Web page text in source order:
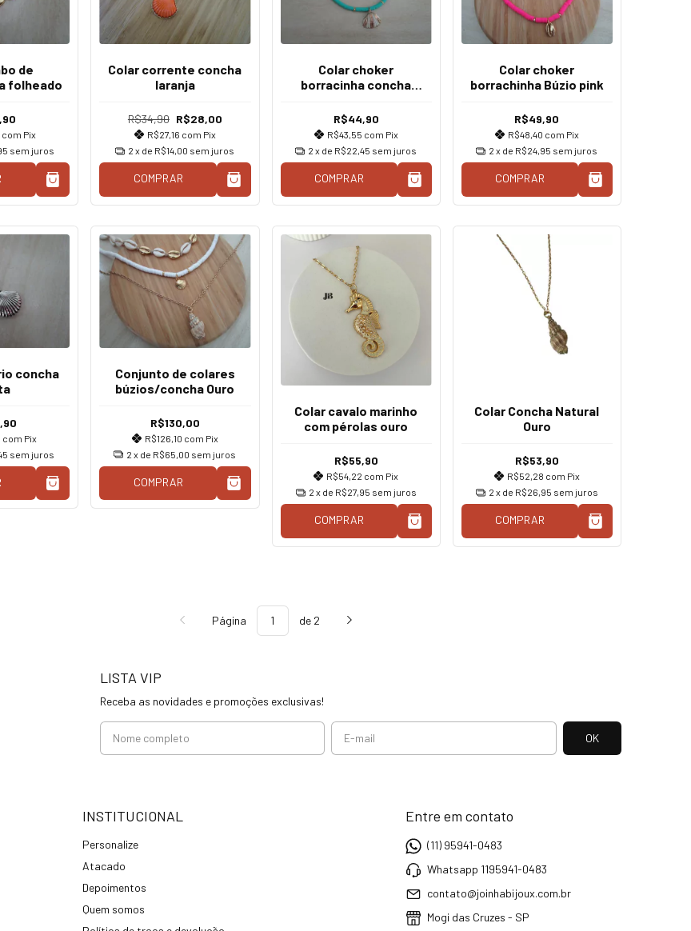
de
folheado
com Pix
sem juros
Colar corrente concha
laranja
R$34,90 R$28,00
R$27,16 com Pix
2 x de R$14,00 sem juros
COMPRAR
Colar choker
borracinha concha
R$44,90
R$43,55 com Pix
2 x de R$22,45 sem juros
COMPRAR
Colar choker
borrachinha Búzio pink
R$49,90
R$48,40 com Pix
2 x de R$24,95 sem juros
COMPRAR
concha
com Pix
sem juros
Conjunto de colares
búzios/concha Ouro
R$130,00
R$126,10 com Pix
2 x de R$65,00 sem juros
COMPRAR
Colar cavalo marinho
com pérolas ouro
R$55,90
R$54,22 com Pix
2 x de R$27,95 sem juros
COMPRAR
Colar Concha Natural
Ouro
R$53,90
R$52,28 com Pix
2 x de R$26,95 sem juros
COMPRAR
Página de 2
LISTA VIP
Receba as novidades e promoções exclusivas!
INSTITUCIONAL
Personalize
Atacado
Depoimentos
Quem somos
Entre em contato
(11) 95941-0483
Whatsapp 1195941-0483
contato@joinhabijoux.com.br
Mogi das Cruzes - SP